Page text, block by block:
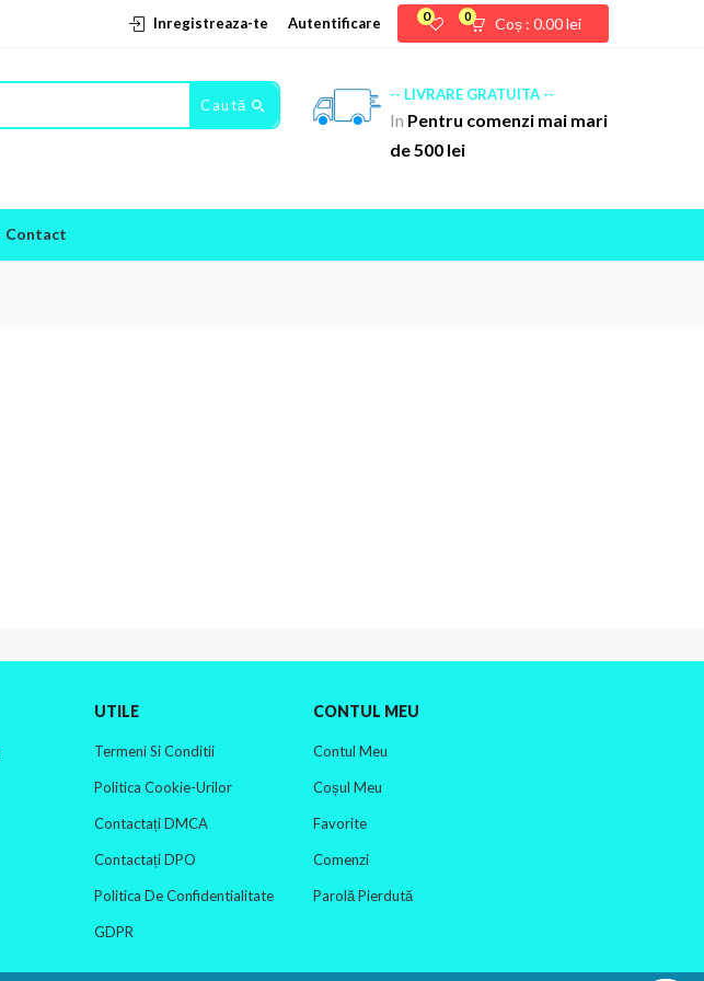
Coș : 0.00lei
0
0
Inregistreaza-te Autentificare
Caută
-- LIVRARE GRATUITA --
In Pentru comenzi mai mari
de 500 lei
Contact
UTILE
Termeni Si Conditii
Politica Cookie-Urilor
Contactați DMCA
Contactați DPO
Politica De Confidentialitate
GDPR
CONTUL MEU
Contul Meu
Coșul Meu
Favorite
Comenzi
Parolă Pierdută